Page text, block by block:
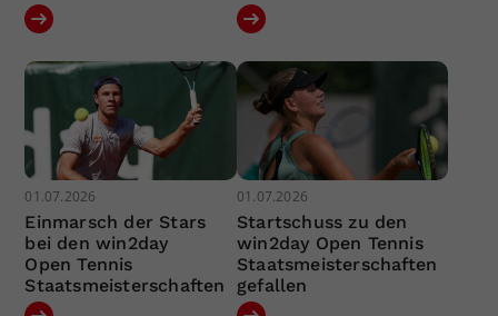
01.07.2026
Einmarsch der Stars
bei den win2day
Open Tennis
Staatsmeisterschaften
01.07.2026
Startschuss zu den
win2day Open Tennis
Staatsmeisterschaften
gefallen